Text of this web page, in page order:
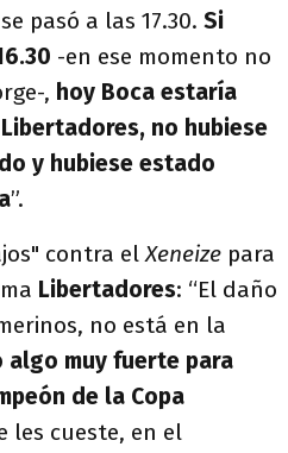
pasó a las 17.30. Si
-en ese momento no
, hoy Boca estaría
no hubiese
y hubiese estado
”.
contra elXeneize para
Libertadores: “El daño
no está en la
algo muy fuerte para
de la Copa
les cueste, en el